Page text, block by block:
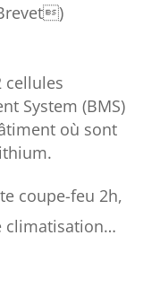
cellules
System (BMS)
où sont
coupe-feu 2h,
climatisation…